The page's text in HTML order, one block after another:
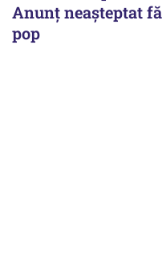
Anunț neașteptat
pop